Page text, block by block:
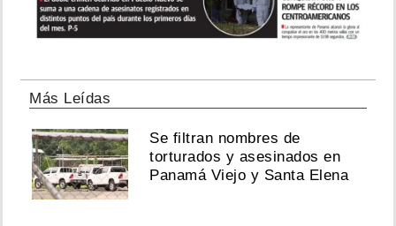
Más Leídas
Se filtran nombres de
torturados y asesinados en
Panamá Viejo y Santa Elena